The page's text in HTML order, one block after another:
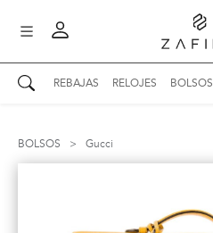
REBAJAS RELOJES BOLSOS
Mis mensajes
BOLSOS > Gucci